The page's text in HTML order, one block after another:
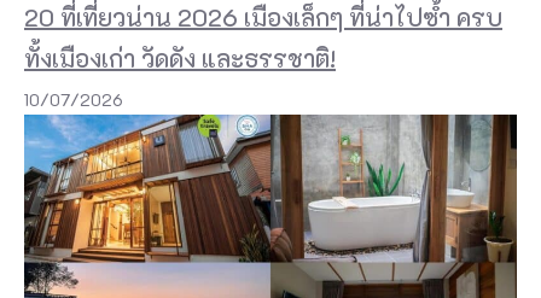
20 ที่เที่ยวน่าน 2026 เมืองเล็กๆ ที่น่าไปซ้ำ ครบ
ทั้งเมืองเก่า วัดดัง และธรรชาติ!
10/07/2026